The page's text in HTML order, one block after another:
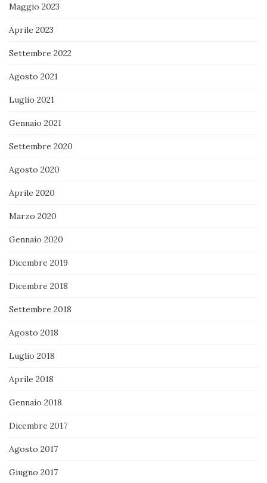
Maggio 2023
Aprile 2023
Settembre 2022
Agosto 2021
Luglio 2021
Gennaio 2021
Settembre 2020
Agosto 2020
Aprile 2020
Marzo 2020
Gennaio 2020
Dicembre 2019
Dicembre 2018
Settembre 2018
Agosto 2018
Luglio 2018
Aprile 2018
Gennaio 2018
Dicembre 2017
Agosto 2017
Giugno 2017